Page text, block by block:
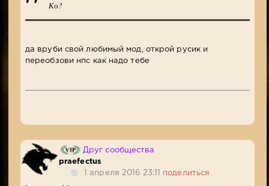
Ко?
да вруби свой любимый мод, открой русик и
переобзови нпс как надо тебе
Друг сообщества
praefectus
1 апреля 2016 23:11 поделиться